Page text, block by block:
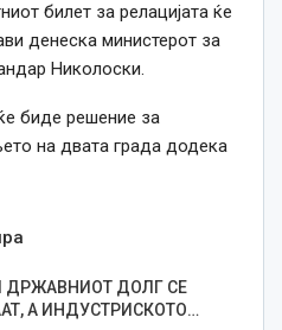
билет за релацијата ќе
денеска министерот за
Николоски.
биде решение за
на двата града додека
ДРЖАВНИОТ ДОЛГ СЕ
А ИНДУСТРИСКОТО…